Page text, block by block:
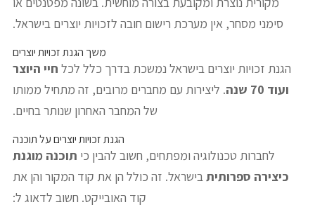
סימני מסחר, אין מערכת רישום חובה לזכויות יוצרים בישראל.
משך הגנת זכויות יוצרים
הגנת זכויות יוצרים בישראל נמשכת בדרך כלל לכל חיי היוצר
ועוד 70 שנה
. ליצירות עם מחברים מרובים, זה מתחיל ממותו
של המחבר האחרון שנותר בחיים.
הגנת זכויות יוצרים על תוכנה
לחברות טכנולוגיה ומפתחים, חשוב להבין כי תוכנה מוגנת
כיצירה ספרותיתבישראל. זה כולל הן את קוד המקור והן את
קוד האובייקט. חשוב לדאוג ל: